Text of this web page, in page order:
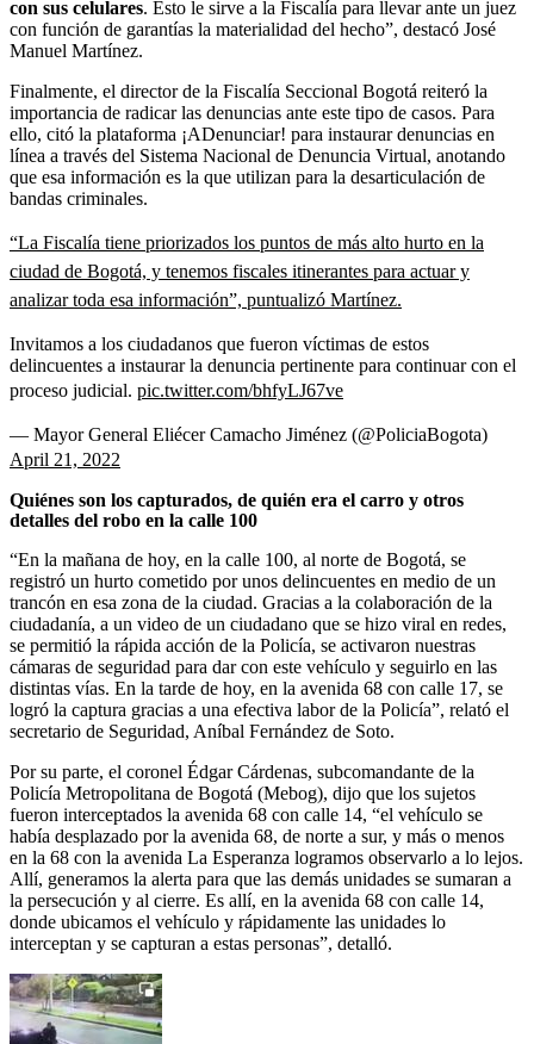
con sus celulares. Esto le sirve a la Fiscalía para llevar ante un juez
con función de garantías la materialidad del hecho”, destacó José
Manuel Martínez.
Finalmente, el director de la Fiscalía Seccional Bogotá reiteró la
importancia de radicar las denuncias ante este tipo de casos. Para
ello, citó la plataforma ¡ADenunciar! para instaurar denuncias en
línea a través del Sistema Nacional de Denuncia Virtual, anotando
que esa información es la que utilizan para la desarticulación de
bandas criminales.
“La Fiscalía tiene priorizados los puntos de más alto hurto en la
ciudad de Bogotá, y tenemos fiscales itinerantes para actuar y
analizar toda esa información”, puntualizó Martínez.
Invitamos a los ciudadanos que fueron víctimas de estos
delincuentes a instaurar la denuncia pertinente para continuar con el
proceso judicial. pic.twitter.com/bhfyLJ67ve
— Mayor General Eliécer Camacho Jiménez (@PoliciaBogota)
April 21, 2022
Quiénes son los capturados, de quién era el carro y otros
detalles del robo en la calle 100
“En la mañana de hoy, en la calle 100, al norte de Bogotá, se
registró un hurto cometido por unos delincuentes en medio de un
trancón en esa zona de la ciudad. Gracias a la colaboración de la
ciudadanía, a un video de un ciudadano que se hizo viral en redes,
se permitió la rápida acción de la Policía, se activaron nuestras
cámaras de seguridad para dar con este vehículo y seguirlo en las
distintas vías. En la tarde de hoy, en la avenida 68 con calle 17, se
logró la captura gracias a una efectiva labor de la Policía”, relató el
secretario de Seguridad, Aníbal Fernández de Soto.
Por su parte, el coronel Édgar Cárdenas, subcomandante de la
Policía Metropolitana de Bogotá (Mebog), dijo que los sujetos
fueron interceptados la avenida 68 con calle 14, “el vehículo se
había desplazado por la avenida 68, de norte a sur, y más o menos
en la 68 con la avenida La Esperanza logramos observarlo a lo lejos.
Allí, generamos la alerta para que las demás unidades se sumaran a
la persecución y al cierre. Es allí, en la avenida 68 con calle 14,
donde ubicamos el vehículo y rápidamente las unidades lo
interceptan y se capturan a estas personas”, detalló.